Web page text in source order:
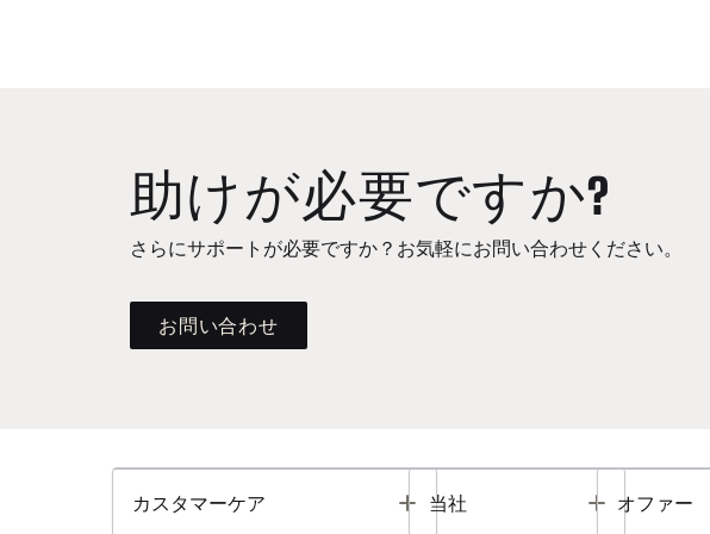
助けが必要ですか?
さらにサポートが必要ですか？お気軽にお問い合わせください。
お問い合わせ
カスタマーケア Toggle
当社 Toggle
オファー